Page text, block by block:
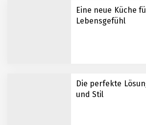
Eine neue Küche
Lebensgefühl
Die perfekte
und Stil